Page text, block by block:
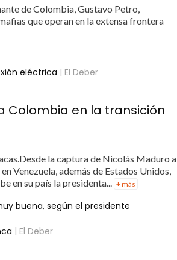
de Colombia, Gustavo Petro,
que operan en la extensa frontera
eléctrica | El Deber
Colombia en la transición
la captura de Nicolás Maduro a
Venezuela, además de Estados Unidos,
en su país la presidenta... + más
buena, según el presidente
| El Deber